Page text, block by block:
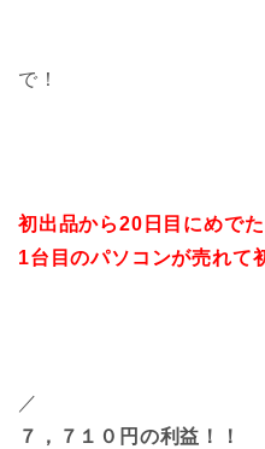
で！
初出品から20日目にめでた
1台目のパソコンが売れて
／
７，７１０円の利益！！